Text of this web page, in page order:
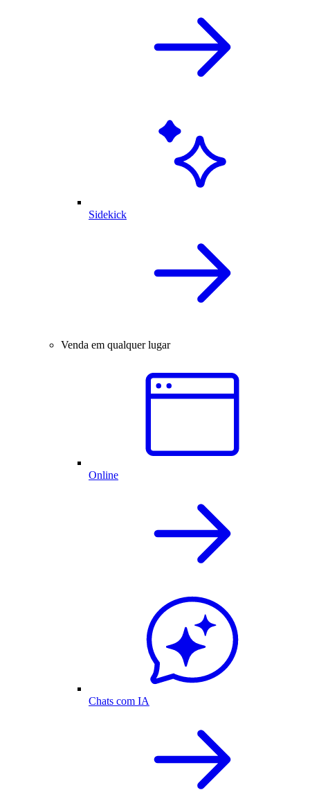
Sidekick
Venda em qualquer lugar
Online
Chats com IA